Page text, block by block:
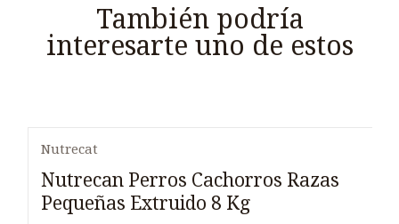
También podría
interesarte uno de estos
Nutrecat
Nutrecan Perros Cachorros Razas
Pequeñas Extruido 8 Kg